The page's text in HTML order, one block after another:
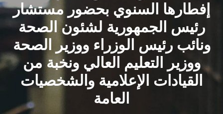
البحث العلمي
الرعاية الصحية
المراكز والوحدات
الأنظمة الذكية
إفطارها السنوي بحضور مستشار
رئيس الجمهورية لشئون الصحة
ونائب رئيس الوزراء ووزير الصحة
ووزير التعليم العالي ونخبة من
القيادات الإعلامية والشخصيات
العامة